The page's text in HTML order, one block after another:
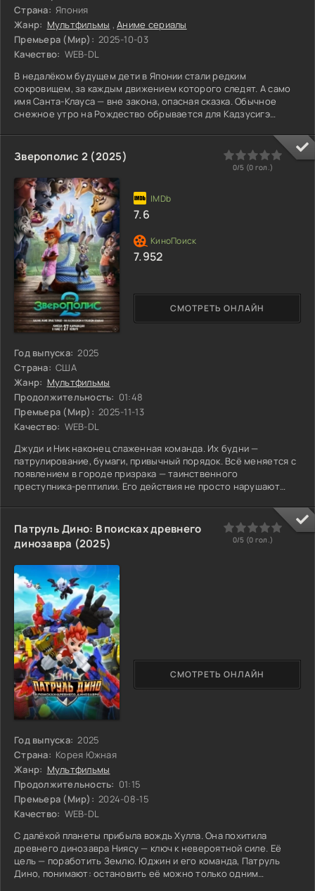
Страна: Япония
Жанр: Мультфильмы ,Аниме сериалы
Премьера (Мир): 2025-10-03
Качество: WEB-DL
В недалёком будущем дети в Японии стали редким
сокровищем, за каждым движением которого следят. А само
имя Санта-Клауса — вне закона, опасная сказка. Обычное
снежное утро на Рождество обрывается для Кадзусигэ
глазах — отчаяние. Она умоляет его, потомка того самого
Санты, найти пропавшую подругу, Оно. И в этот момент всё
становится ясно. Взрослые, те самые, что должны защищать,
— они и есть угроза. Система лжёт. Тихое прозрение
переворачивает
Зверополис 2 (2025)
Год выпуска: 2025
Страна: США
Жанр: Мультфильмы
Продолжительность: 01:48
Премьера (Мир): 2025-11-13
Качество: WEB-DL
Джуди и Ник наконец слаженная команда. Их будни —
патрулирование, бумаги, привычный порядок. Всё меняется с
появлением в городе призрака — таинственного
преступника-рептилии. Его действия не просто нарушают
Расследование заводит партнёров в районы, которых нет на
туристических картах. Мир теней и полунамёков. Здесь им
приходится забыть об уставе. Они уходят в подполье,
работая под прикрытием. Старые правила больше не
действуют. Их ждут
СМОТРЕТЬ ОНЛАЙН
7.6
7.952
4 5
0/5 (0 гол.)
Патруль Дино: В поисках древнего
динозавра (2025)
Год выпуска: 2025
Страна: Корея Южная
Жанр: Мультфильмы
Продолжительность: 01:15
Премьера (Мир): 2024-08-15
Качество: WEB-DL
С далёкой планеты прибыла вождь Хулла. Она похитила
древнего динозавра Ниясу — ключ к невероятной силе. Её
цель — поработить Землю. Юджин и его команда, Патруль
Дино, понимают: остановить её можно только одним
СМОТРЕТЬ ОНЛАЙН
0 1 4 5
0/5 (0 гол.)